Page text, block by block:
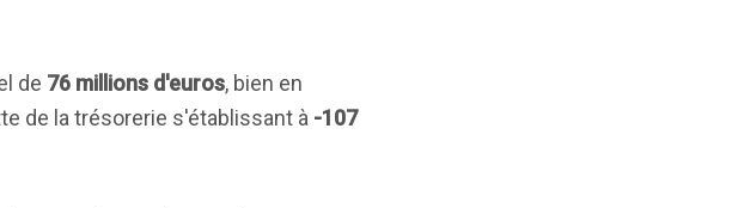
de 76 millions d'euros, bien en
de la trésorerie s'établissant à -107